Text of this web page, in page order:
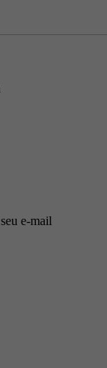
e-mail